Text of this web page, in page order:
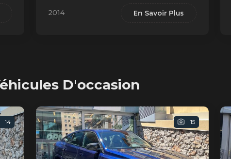
2014 En Savoir Plus
D'occasion
14 15